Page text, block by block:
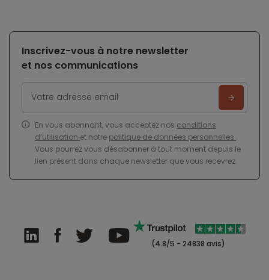
Inscrivez-vous à notre newsletter
et nos communications
En vous abonnant, vous acceptez nos conditions
d’utilisation et notre politique de données personnelles .
Vous pourrez vous désabonner à tout moment depuis le
lien présent dans chaque newsletter que vous recevrez.
(4.8/5 - 24838 avis)